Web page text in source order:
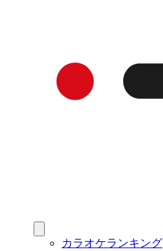
カラオケランキング